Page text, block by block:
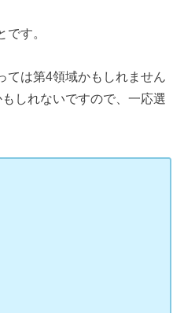
す。
ては第4領域かもしれません
しれないですので、一応選